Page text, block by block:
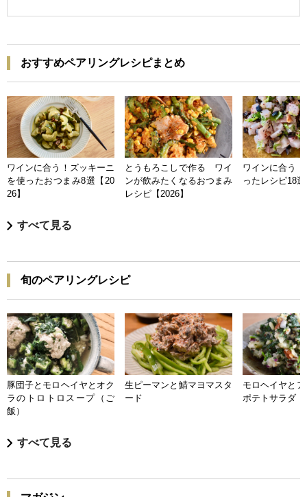
おすすめペアリングレシピまとめ
ワインに合う！ズッキーニ
を使ったおつまみ8選【20
26】
とうもろこしで作る ワイ
ンが飲みたくなるおつまみ
レシピ【2026】
ワインに合う
ったレシピ18
すべて見る
旬のペアリングレシピ
豚団子とモロヘイヤとオク
ラのトロトロスープ（ご
飯）
生ピーマンと鯖マヨマスタ
ード
モロヘイヤと
ポテトサラダ
すべて見る